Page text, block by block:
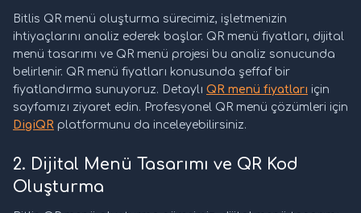
Bitlis QR menü oluşturma sürecimiz, işletmenizin
ihtiyaçlarını analiz ederek başlar. QR menü fiyatları, dijital
menü tasarımı ve QR menü projesi bu analiz sonucunda
belirlenir. QR menü fiyatları konusunda şeffaf bir
fiyatlandırma sunuyoruz. Detaylı QR menü fiyatları için
sayfamızı ziyaret edin. Profesyonel QR menü çözümleri için
DigiQR platformunu da inceleyebilirsiniz.
2. Dijital Menü Tasarımı ve QR Kod
Oluşturma